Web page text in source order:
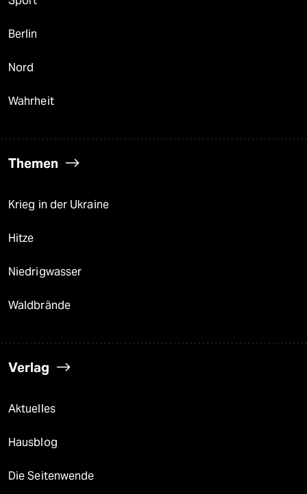
Berlin
Nord
Wahrheit
Themen
Krieg in der Ukraine
Hitze
Niedrigwasser
Waldbrände
Verlag
Aktuelles
Hausblog
Die Seitenwende